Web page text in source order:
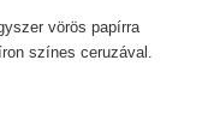
vörös papírra
színes ceruzával.